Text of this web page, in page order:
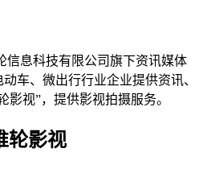
信息科技有限公司旗下资讯媒体
车、微出行行业企业提供资讯、
影视”，提供影视拍摄服务。
轮影视